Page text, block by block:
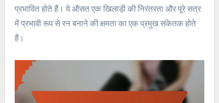
प्रभावित होते हैं। ये औसत एक खिलाड़ी की निरंतरता और पूरे सत्र
में प्रभावी रूप से रन बनाने की क्षमता का एक प्रमुख संकेतक होते
हैं।